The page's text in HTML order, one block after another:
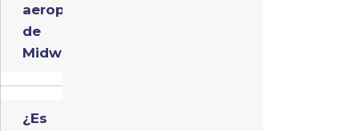
aeropuerto
de
Midway?
¿Es